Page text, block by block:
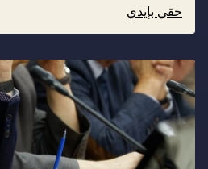
حقي بإيدي